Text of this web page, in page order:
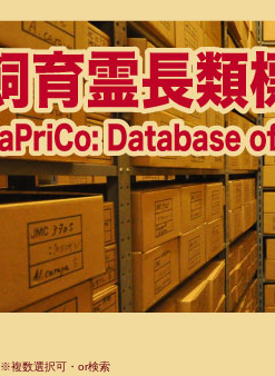
※複数選択可・or検索